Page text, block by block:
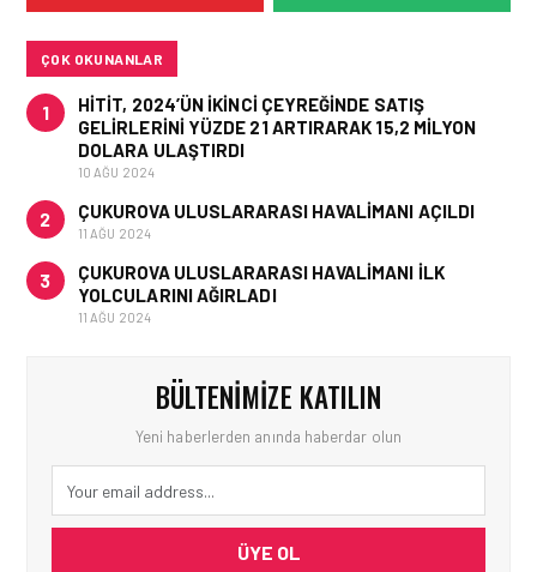
VE OPERASYONEL
ÇOK OKUNANLAR
1
HITIT, 2024’ÜN IKINCI ÇEYREĞINDE SATIŞ
GELIRLERINI YÜZDE 21 ARTIRARAK 15,2 MILYON
DOLARA ULAŞTIRDI
10 AĞU 2024
2 ÇUKUROVA ULUSLARARASI HAVALIMANI AÇILDI
11 AĞU 2024
3
ÇUKUROVA ULUSLARARASI HAVALIMANI İLK
YOLCULARINI AĞIRLADI
11 AĞU 2024
BÜLTENIMIZE KATILIN
Yeni haberlerden anında haberdar olun
ÜYE OL